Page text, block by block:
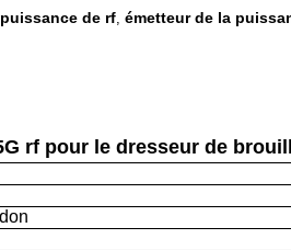
de rf, émetteur de la
rf pour le dresseur de